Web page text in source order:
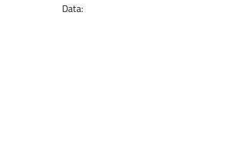
Data: